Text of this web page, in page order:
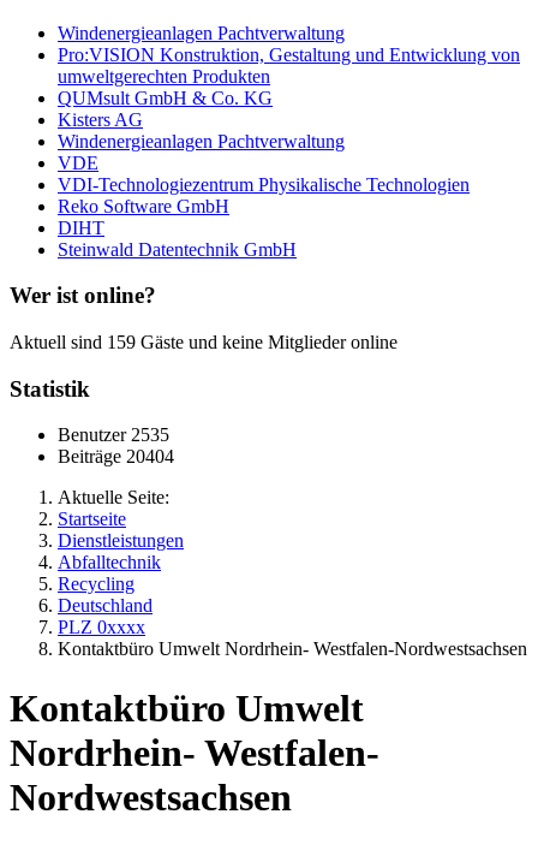
Windenergieanlagen Pachtverwaltung
Pro:VISION Konstruktion, Gestaltung und Entwicklung von
umweltgerechten Produkten
QUMsult GmbH & Co. KG
Kisters AG
Windenergieanlagen Pachtverwaltung
VDE
VDI-Technologiezentrum Physikalische Technologien
Reko Software GmbH
DIHT
Steinwald Datentechnik GmbH
Wer ist online?
Aktuell sind 159 Gäste und keine Mitglieder online
Statistik
Benutzer2535
Beiträge 20404
Aktuelle Seite:
Startseite
Dienstleistungen
Abfalltechnik
Recycling
Deutschland
PLZ 0xxxx
Kontaktbüro Umwelt Nordrhein- Westfalen-Nordwestsachsen
Kontaktbüro Umwelt
Nordrhein- Westfalen-
Nordwestsachsen